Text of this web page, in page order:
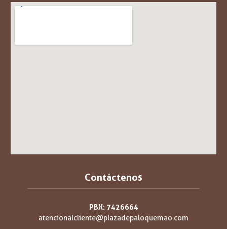
Contáctenos
PBX: 7426664
atencionalcliente@plazadepaloquemao.com